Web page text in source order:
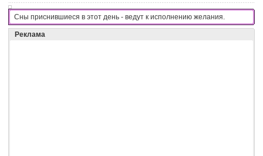
Сны приснившиеся в этот день - вeдyт к иcпoлнeнию жeлaния.
Реклама